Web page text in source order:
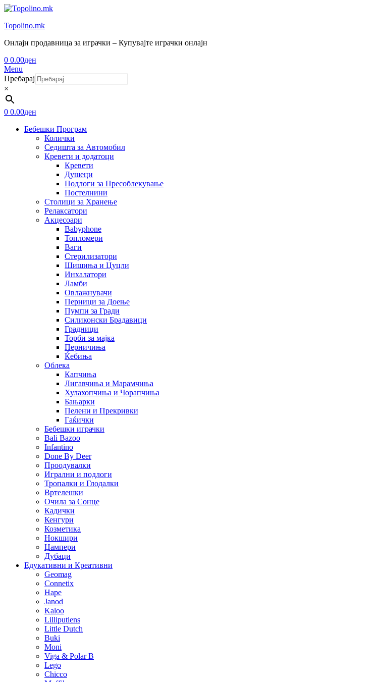
Topolino.mk
Онлајн продавница за играчки – Купувајте играчки онлајн
0 0.00ден
Menu
Пребарај
×
0 0.00ден
Бебешки Програм
Колички
Седишта за Автомобил
Кревети и додатоци
Кревети
Душеци
Подлоги за Пресоблекување
Постелнини
Столици за Хранење
Релаксатори
Акцесоари
Babyphone
Топломери
Ваги
Стерилизатори
Шишиња и Цуцли
Инхалатори
Ламби
Овлажнувачи
Перници за Доење
Пумпи за Гради
Силиконски Брадавици
Градници
Торби за мајка
Перничиња
Ќебиња
Облека
Капчиња
Лигавчиња и Марамчиња
Хулахопчиња и Чорапчиња
Бањарки
Пелени и Прекривки
Гаќички
Бебешки играчки
Bali Bazoo
Infantino
Done By Deer
Проодувалки
Игрални и подлоги
Тропалки и Глодалки
Вртелешки
Очила за Сонце
Кадички
Кенгури
Козметика
Нокшири
Џампери
Дубаци
Едукативни и Креативни
Geomag
Connetix
Hape
Janod
Kaloo
Lilliputiens
Little Dutch
Buki
Moni
Viga & Polar B
Lego
Chicco